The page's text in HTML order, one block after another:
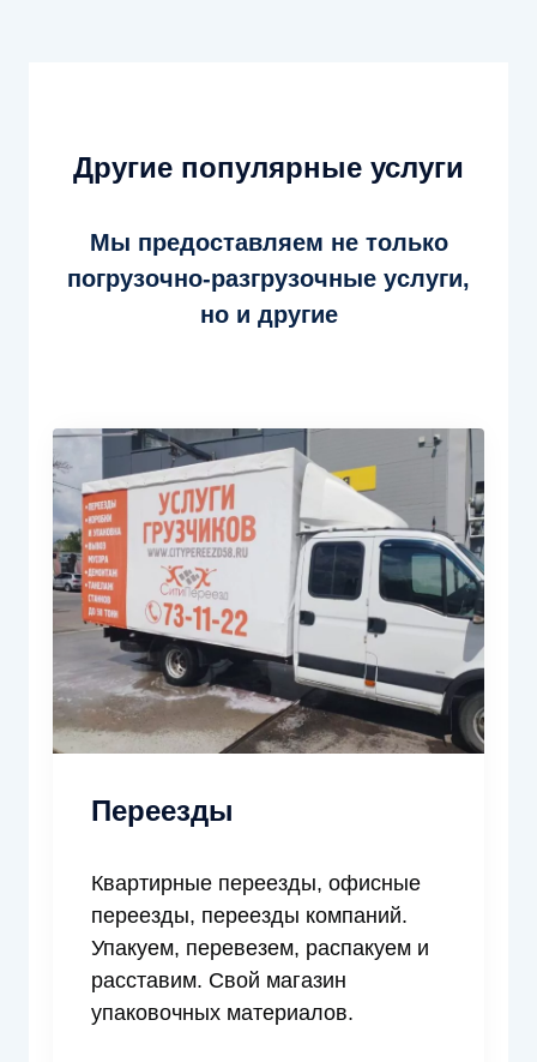
Другие популярные услуги
Мы предоставляем не только
погрузочно-разгрузочные услуги,
но и другие
Переезды
Квартирные переезды, офисные
переезды, переезды компаний.
Упакуем, перевезем, распакуем и
расставим. Свой магазин
упаковочных материалов.